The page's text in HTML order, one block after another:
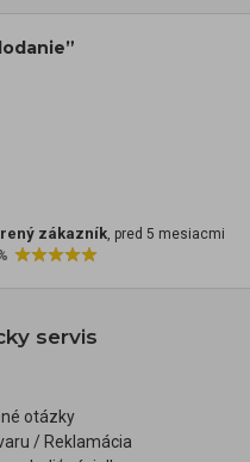
zákazník, pred 5 mesiacmi
servis
otázky
/ Reklamácia